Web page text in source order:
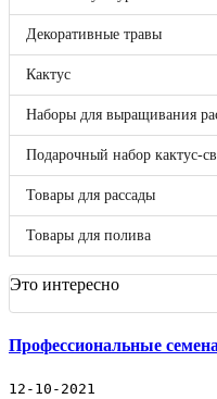
Hazera
Hem
Hem
Kieft
May Seed
Nunhems
Pan
Seminis
Syngenta
Takii
Vegetallis
Гавриш
Sakata
Прайс-лист
Семена цветов
Декоративные травы
Кактус
Наборы для выращивания
Подарочный набор кактус-
Товары для рассады
Товары для полива
Это интересно
Профессиональные
12-10-2021